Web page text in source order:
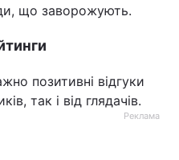
що заворожують.
позитивні відгуки
так і від глядачів.
Реклама